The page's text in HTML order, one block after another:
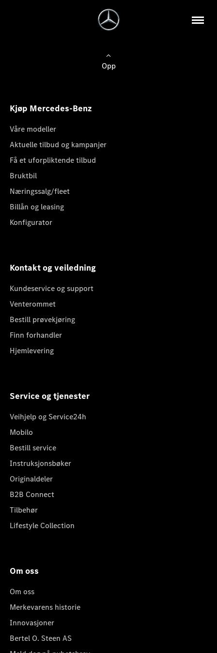
Opp
Kjøp Mercedes-Benz
Våre modeller
Aktuelle tilbud og kampanjer
Få et uforpliktende tilbud
Bruktbil
Næringssalg/fleet
Billån og leasing
Konfigurator
Kontakt og veiledning
Kundeservice og support
Venterommet
Bestill prøvekjøring
Finn forhandler
Hjemlevering
Service og tjenester
Veihjelp og Service24h
Mobilo
Bestill service
Instruksjonsbøker
Originaldeler
B2B Connect
Tilbehør
Lifestyle Collection
Om oss
Om oss
Merkevarens historie
Innovasjoner
Bertel O. Steen AS